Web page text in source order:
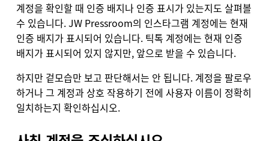
계정을 확인할 때 인증 배지나 인증 표시가 있는지도 살펴볼
수 있습니다. JW Pressroom의 인스타그램 계정에는 현재
인증 배지가 표시되어 있습니다. 틱톡 계정에는 현재 인증
배지가 표시되어 있지 않지만, 앞으로 받을 수 있습니다.
하지만 겉모습만 보고 판단해서는 안 됩니다. 계정을 팔로우
하거나 그 계정과 상호 작용하기 전에 사용자 이름이 정확히
일치하는지 확인하십시오.